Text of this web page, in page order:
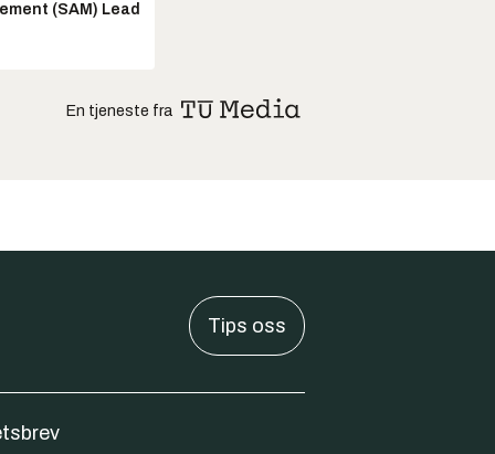
(SAM) Lead
En tjeneste fra
Tips oss